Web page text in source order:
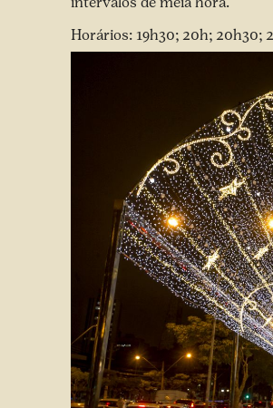
Horários: 19h30; 20h; 20h30;